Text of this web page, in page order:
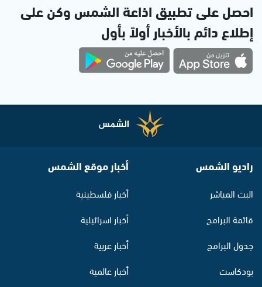
احصل على تطبيق اذاعة الشمس وكن على
إطلاع دائم بالأخبار أولاً بأول
راديو الشمس
البث المباشر
قائمة البرامج
جدول البرامج
بودكاست
أخبار موقع الشمس
أخبار فلسطينية
أخبار اسرائيلية
أخبار عربية
أخبار عالمية